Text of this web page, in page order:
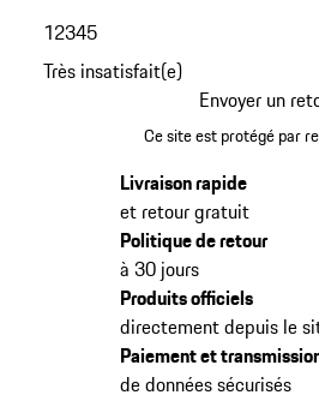
Très insatisfait(e)
12345
Envoyer un
Ce site est protégé par
Livraison rapide
et retour gratuit
Politique de retour
à 30 jours
Produits officiels
directement depuis le
Paiement et
de données sécurisés